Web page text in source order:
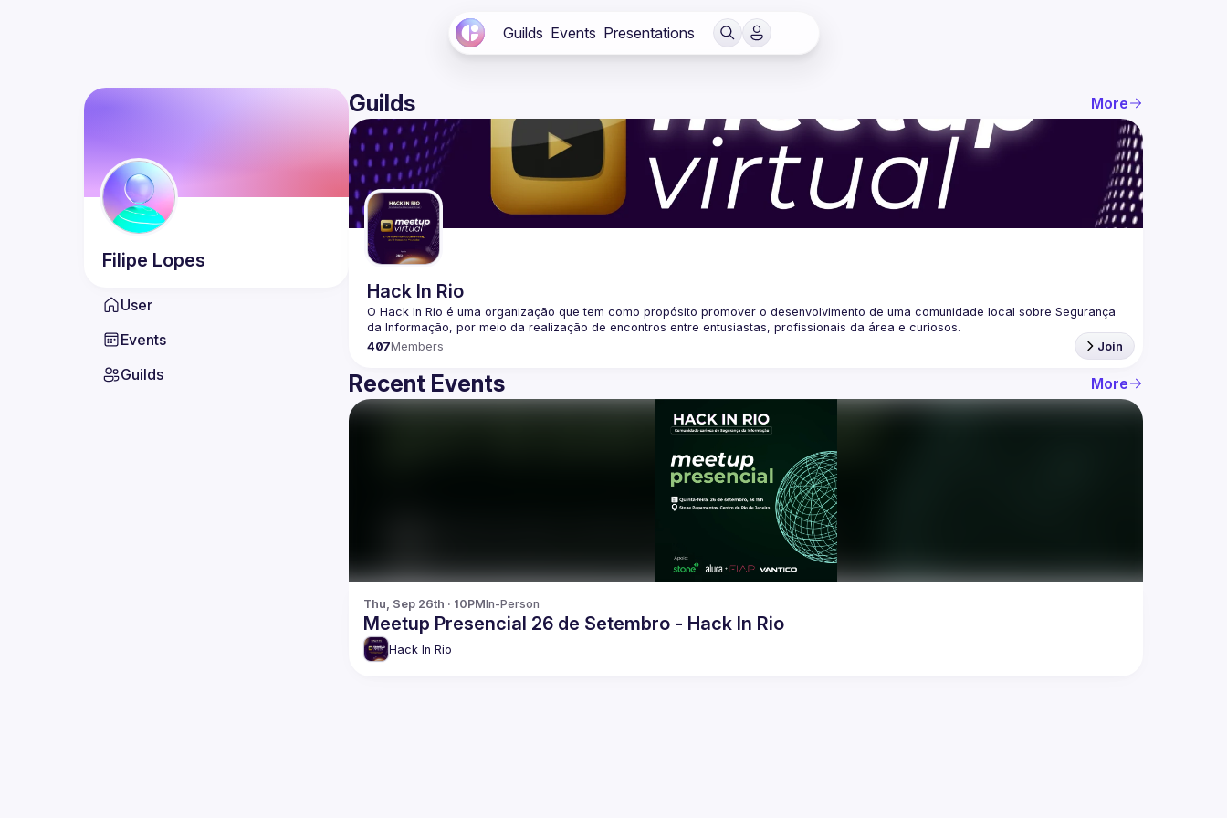
Guilds Events Presentations
Filipe Lopes
User
Events
Guilds
Guilds More
Hack In Rio
O Hack In Rio é uma organização que tem como propósito promover o desenvolvimento de uma comunidade local sobre Segurança
407Members Join
Recent Events More
Thu, Sep 26th · 10PMIn-Person
Meetup Presencial 26 de Setembro - Hack In Rio
Hack In Rio